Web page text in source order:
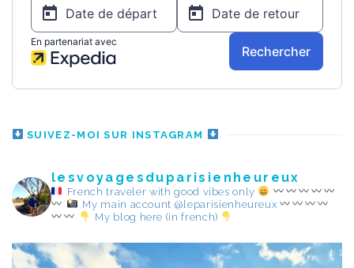
SUIVEZ-MOI SUR INSTAGRAM
lesvoyagesduparisienheureux
French traveler with good vibes only
My main account @leparisienheureux
My blog here (in french)